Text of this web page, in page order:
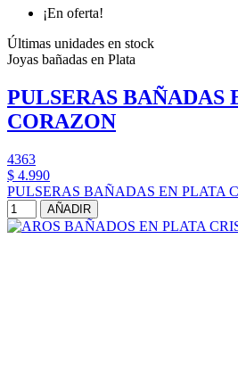
¡En oferta!
Últimas unidades en stock
Joyas bañadas en Plata
PULSERAS BAÑADAS
CORAZON
4363
$ 4.990
PULSERAS BAÑADAS EN PLATA
AÑADIR